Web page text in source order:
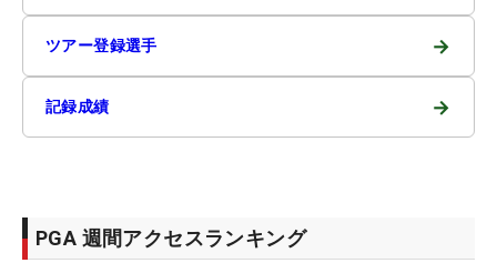
ツアー登録選手 →
記録成績 →
PGA 週間アクセスランキング